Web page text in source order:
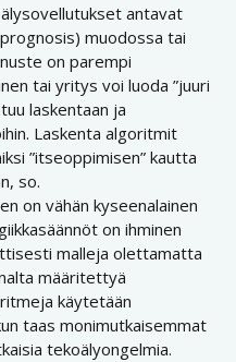
antavat
muodossa tai
on parempi
tai yritys voi luoda ”juuri
laskentaan ja
Laskenta algoritmit
”itseoppimisen” kautta
so.
on vähän kyseenalainen
on ihminen
malleja olettamatta
määritettyä
käytetään
taas monimutkaisemmat
​​tekoälyongelmia.